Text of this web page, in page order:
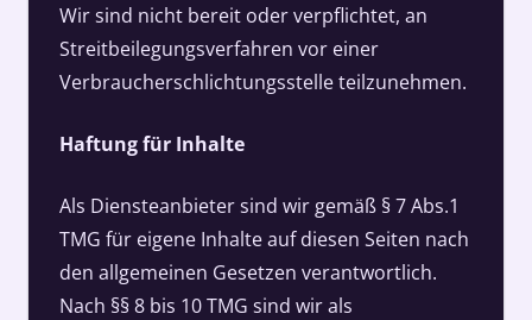
Wir sind nicht bereit oder verpflichtet, an
Streitbeilegungsverfahren vor einer
Verbraucherschlichtungsstelle teilzunehmen.
Haftung für Inhalte
Als Diensteanbieter sind wir gemäß § 7 Abs.1
TMG für eigene Inhalte auf diesen Seiten nach
den allgemeinen Gesetzen verantwortlich.
Nach §§ 8 bis 10 TMG sind wir als